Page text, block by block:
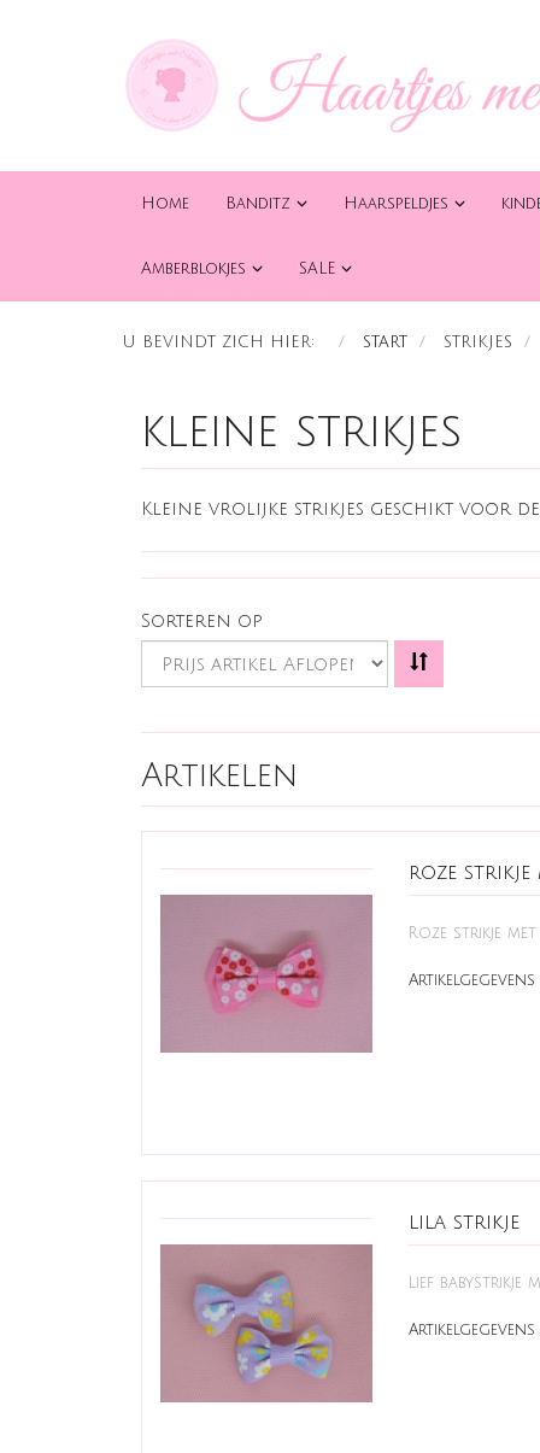
Home Banditz Haarspeldjes
Amberblokjes SALE
U BEVINDT ZICH HIER: START STRIKJES
kleine strikjes
Kleine vrolijke strikjes geschikt voor de
Sorteren op
Artikelen
roze strikje
Roze strikje
Artikelgegevens
lila strikje
Lief babystrikje
Artikelgegevens